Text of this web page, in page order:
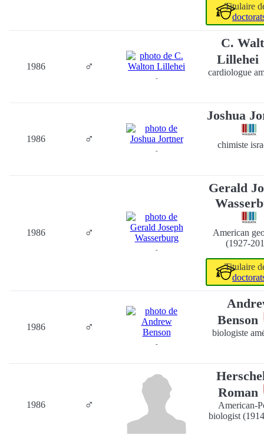
Titulaire
1986 ♂
-
C.
Lillehei
cardiologue
1986 ♂
-
Joshua
chimiste
1986 ♂
-
Gerald
American
(1927-
Titulaire
1986 ♂
-
Benson
biologiste
1986 ♂
Roman
American-
biologist